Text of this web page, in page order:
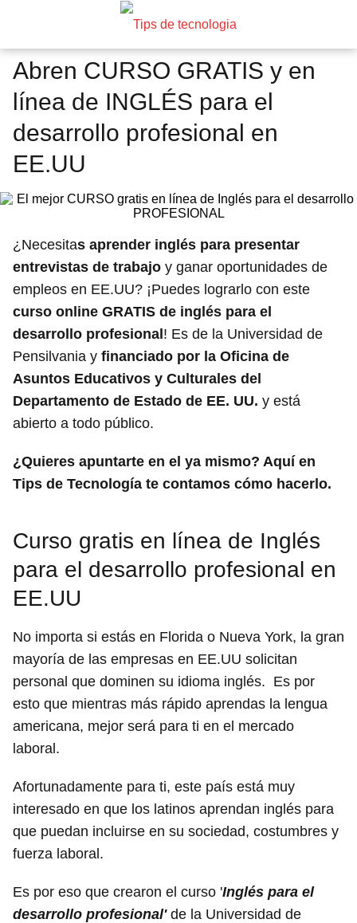
Abren CURSO GRATIS y en
línea de INGLÉS para el
desarrollo profesional en
EE.UU
¿Necesitas aprender inglés para presentar
entrevistas de trabajo y ganar oportunidades de
empleos en EE.UU? ¡Puedes lograrlo con este
curso online GRATIS de inglés para el
desarrollo profesional ! Es de la Universidad de
Pensilvania y financiado por la Oficina de
Asuntos Educativos y Culturales del
Departamento de Estado de EE. UU. y está
abierto a todo público.
¿Quieres apuntarte en el ya mismo? Aquí en
Tips de Tecnología te contamos cómo hacerlo.
Curso gratis en línea de Inglés
para el desarrollo profesional en
EE.UU
No importa si estás en Florida o Nueva York, la gran
mayoría de las empresas en EE.UU solicitan
personal que dominen su idioma inglés. Es por
esto que mientras más rápido aprendas la lengua
americana, mejor será para ti en el mercado
laboral.
Afortunadamente para ti, este país está muy
interesado en que los latinos aprendan inglés para
que puedan incluirse en su sociedad, costumbres y
fuerza laboral.
Es por eso que crearon el curso 'Inglés para el
desarrollo profesional'de la Universidad de